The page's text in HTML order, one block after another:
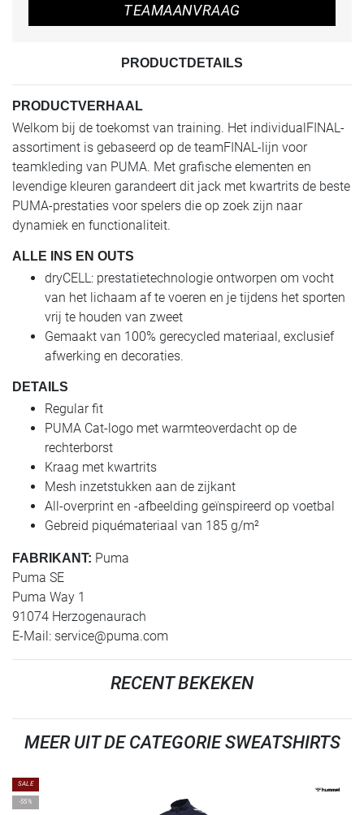
TEAMAANVRAAG
PRODUCTDETAILS
PRODUCTVERHAAL
Welkom bij de toekomst van training. Het individualFINAL-
assortiment is gebaseerd op de teamFINAL-lijn voor
teamkleding van PUMA. Met grafische elementen en
levendige kleuren garandeert dit jack met kwartrits de beste
PUMA-prestaties voor spelers die op zoek zijn naar
dynamiek en functionaliteit.
ALLE INS EN OUTS
dryCELL: prestatietechnologie ontworpen om vocht
van het lichaam af te voeren en je tijdens het sporten
vrij te houden van zweet
Gemaakt van 100% gerecycled materiaal, exclusief
afwerking en decoraties.
DETAILS
Regular fit
PUMA Cat-logo met warmteoverdacht op de
rechterborst
Kraag met kwartrits
Mesh inzetstukken aan de zijkant
All-overprint en -afbeelding geïnspireerd op voetbal
Gebreid piquémateriaal van 185 g/m²
FABRIKANT: Puma
Puma SE
Puma Way 1
91074 Herzogenaurach
E-Mail: service@puma.com
RECENT BEKEKEN
MEER UIT DE CATEGORIE SWEATSHIRTS
SALE
-55%